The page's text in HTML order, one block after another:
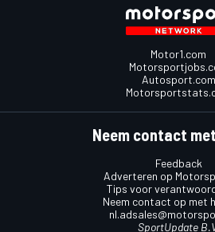
Motor1.com
Autosport.com
Neem contact
Feedback
Adverteren op
Tips voor
Neem contact op met
SportUpdate